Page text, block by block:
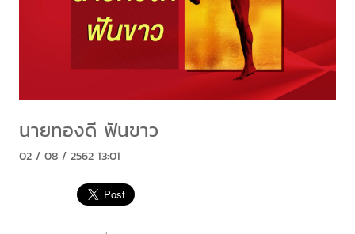
นายทองดี ฟันขาว
02 / 08 / 2562 13:01